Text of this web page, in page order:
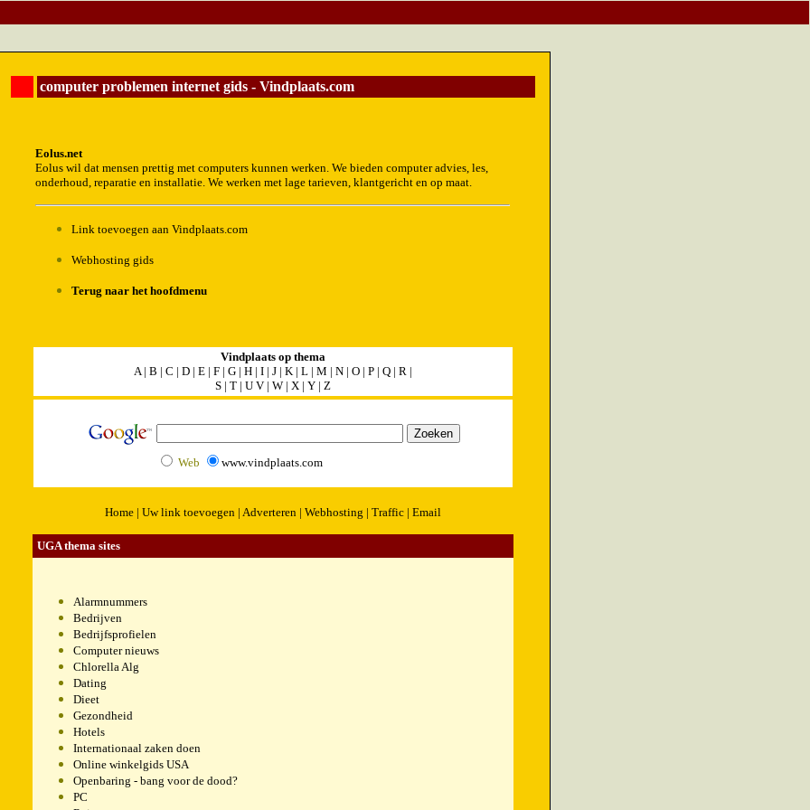
computer problemen internet gids - Vindplaats.com
Eolus.net
Eolus wil dat mensen prettig met computers kunnen werken. We bieden computer advies, les,
onderhoud, reparatie en installatie. We werken met lage tarieven, klantgericht en op maat.
Link toevoegen aan Vindplaats.com
Webhosting gids
Terug naar het hoofdmenu
Vindplaats op thema
A| B | C | D| E| F| G| H| I| J| K| L| M | N| O| P| Q| R|
S| T| U V| W| X| Y| Z
Web www.vindplaats.com
Home| Uw link toevoegen| Adverteren| Webhosting | Traffic| Email
UGA thema sites
Alarmnummers
Bedrijven
Bedrijfsprofielen
Computer nieuws
Chlorella Alg
Dating
Dieet
Gezondheid
Hotels
Internationaal zaken doen
Online winkelgids USA
Openbaring - bang voor de dood?
PC